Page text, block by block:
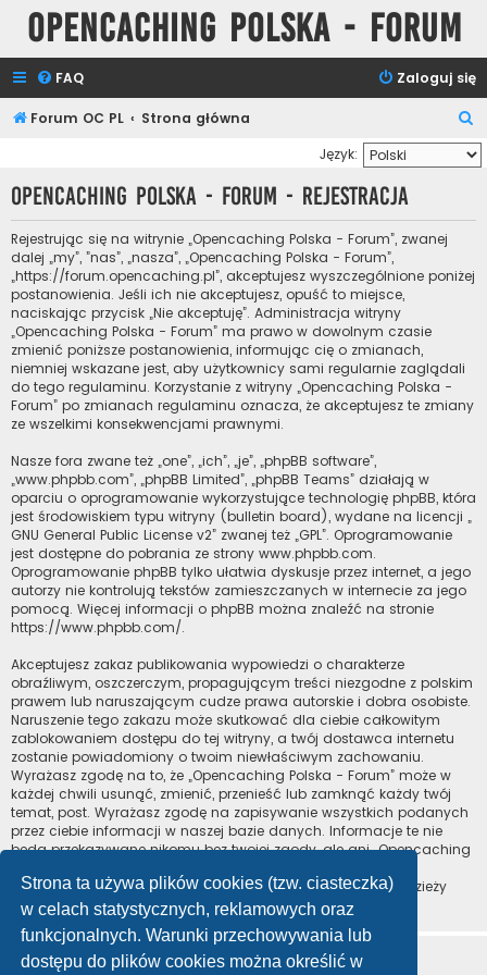
Strona ta używa plików cookies (tzw. ciasteczka)
w celach statystycznych, reklamowych oraz
funkcjonalnych. Warunki przechowywania lub
dostępu do plików cookies można określić w
Opencaching Polska - Forum
FAQ Zaloguj się
Forum OC PL Strona główna
z
u
Język:
Opencaching Polska - Forum - Rejestracja
Rejestrując się na witrynie „Opencaching Polska - Forum”, zwanej
dalej „my”, ”nas”, „nasza”, „Opencaching Polska - Forum”,
„https://forum.opencaching.pl”, akceptujesz wyszczególnione poniżej
postanowienia. Jeśli ich nie akceptujesz, opuść to miejsce,
naciskając przycisk „Nie akceptuję”. Administracja witryny
„Opencaching Polska - Forum” ma prawo w dowolnym czasie
zmienić poniższe postanowienia, informując cię o zmianach,
niemniej wskazane jest, aby użytkownicy sami regularnie zaglądali
do tego regulaminu. Korzystanie z witryny „Opencaching Polska -
Forum” po zmianach regulaminu oznacza, że akceptujesz te zmiany
ze wszelkimi konsekwencjami prawnymi.
Nasze fora zwane też „one”, „ich”, „je”, „phpBB software”,
„www.phpbb.com”, „phpBB Limited”, „phpBB Teams” działają w
oparciu o oprogramowanie wykorzystujące technologię phpBB, która
jest środowiskiem typu witryny (bulletin board), wydane na licencji „
GNU General Public License v2” zwanej też „GPL”. Oprogramowanie
jest dostępne do pobrania ze strony www.phpbb.com.
Oprogramowanie phpBB tylko ułatwia dyskusje przez internet, a jego
autorzy nie kontrolują tekstów zamieszczanych w internecie za jego
pomocą. Więcej informacji o phpBB można znaleźć na stronie
https://www.phpbb.com/.
Akceptujesz zakaz publikowania wypowiedzi o charakterze
obraźliwym, oszczerczym, propagującym treści niezgodne z polskim
prawem lub naruszającym cudze prawa autorskie i dobra osobiste.
Naruszenie tego zakazu może skutkować dla ciebie całkowitym
zablokowaniem dostępu do tej witryny, a twój dostawca internetu
zostanie powiadomiony o twoim niewłaściwym zachowaniu.
Wyrażasz zgodę na to, że „Opencaching Polska - Forum” może w
każdej chwili usunąć, zmienić, przenieść lub zamknąć każdy twój
temat, post. Wyrażasz zgodę na zapisywanie wszystkich podanych
przez ciebie informacji w naszej bazie danych. Informacje te nie
będą przekazywane nikomu bez twojej zgody, ale ani „Opencaching
włamania do witryny, podczas których może dojść do kradzieży
danych.